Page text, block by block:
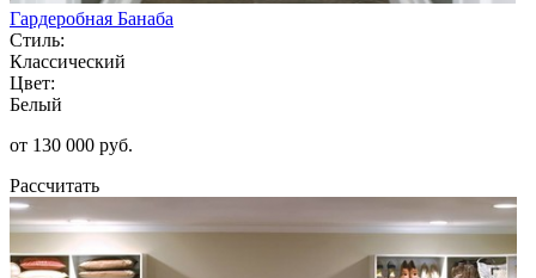
Гардеробная Банаба
Стиль:
Классический
Цвет:
Белый
от 130 000 руб.
Рассчитать